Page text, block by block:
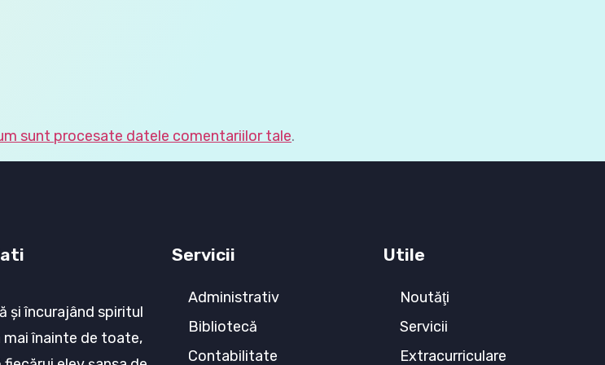
sunt procesate datele comentariilor tale.
şi încurajând spiritul
înainte de toate,
Servicii
Administrativ
Bibliotecă
Contabilitate
Utile
Noutăţi
Servicii
Extracurriculare